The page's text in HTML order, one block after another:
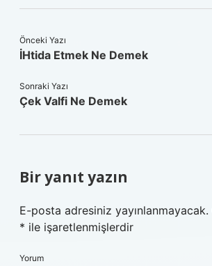
Önceki Yazı
İHtida Etmek Ne Demek
Sonraki Yazı
Çek Valfi Ne Demek
Bir yanıt yazın
E-posta adresiniz yayınlanmayacak.
* ile işaretlenmişlerdir
Yorum